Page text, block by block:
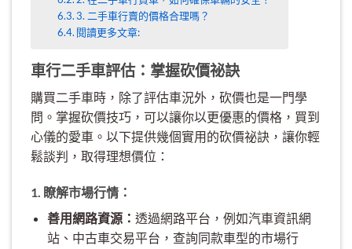
3. 二手車行賣的價格合理嗎？
閱讀更多文章:
車行二手車評估：掌握砍價祕訣
購買二手車時，除了評估車況外，砍價也是一門學
問。掌握砍價技巧，可以讓你以更優惠的價格，買到
心儀的愛車。以下提供幾個實用的砍價祕訣，讓你輕
鬆談判，取得理想價位：
1. 瞭解市場行情：
善用網路資源： 透過網路平台，例如汽車資訊網
站、中古車交易平台，查詢同款車型的市場行